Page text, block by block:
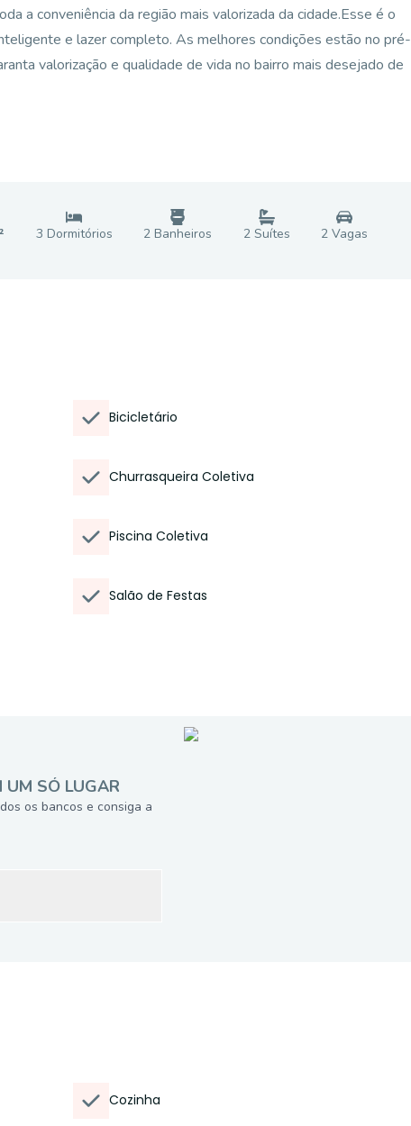
a conveniência da região mais valorizada da cidade.Esse é o
e lazer completo. As melhores condições estão no pré-
valorização e qualidade de vida no bairro mais desejado de
3 Dormitórios 2 Banheiros 2Suítes 2Vagas
Bicicletário
Churrasqueira Coletiva
Piscina Coletiva
Salão de Festas
UM SÓ LUGAR
os bancos e consiga a
Cozinha